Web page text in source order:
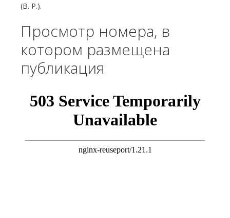
(В. Р.).
Просмотр номера, в
котором размещена
публикация